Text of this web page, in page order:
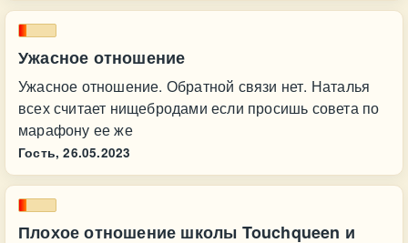
Ужасное отношение
Ужасное отношение. Обратной связи нет. Наталья
всех считает нищебродами если просишь совета по
марафону ее же
Гость, 26.05.2023
Плохое отношение школы Touchqueen и